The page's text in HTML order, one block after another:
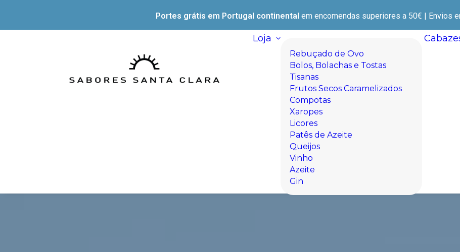
Portes grátis em Portugal continental em encomendas superiores a 50€ | Envios
Loja
Rebuçado de Ovo
Bolos, Bolachas e Tostas
Tisanas
Frutos Secos Caramelizados
Compotas
Xaropes
Licores
Patês de Azeite
Queijos
Vinho
Azeite
Gin